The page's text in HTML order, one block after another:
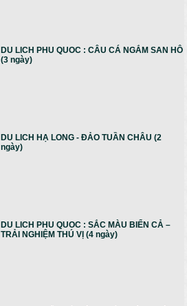
DU LICH PHU QUOC : CÂU CÁ NGẮM SAN HÔ
(3 ngày)
DU LICH HẠ LONG - ĐẢO TUẦN CHÂU (2
ngày)
DU LICH PHU QUOC : SẮC MÀU BIỂN CẢ –
TRẢI NGHIỆM THÚ VỊ (4 ngày)